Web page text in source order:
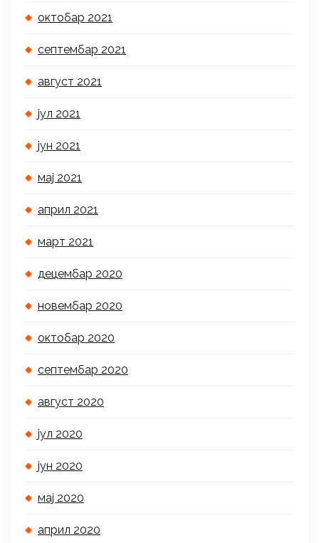
октобар 2021
септембар 2021
август 2021
јул 2021
јун 2021
мај 2021
април 2021
март 2021
децембар 2020
новембар 2020
октобар 2020
септембар 2020
август 2020
јул 2020
јун 2020
мај 2020
април 2020